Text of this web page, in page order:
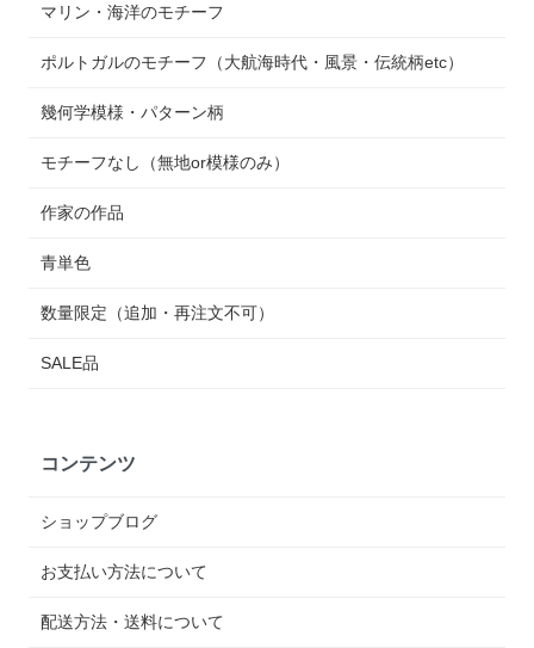
マリン・海洋のモチーフ
ポルトガルのモチーフ（大航海時代・風景・伝統柄etc）
幾何学模様・パターン柄
モチーフなし（無地or模様のみ）
作家の作品
青単色
数量限定（追加・再注文不可）
SALE品
コンテンツ
ショップブログ
お支払い方法について
配送方法・送料について